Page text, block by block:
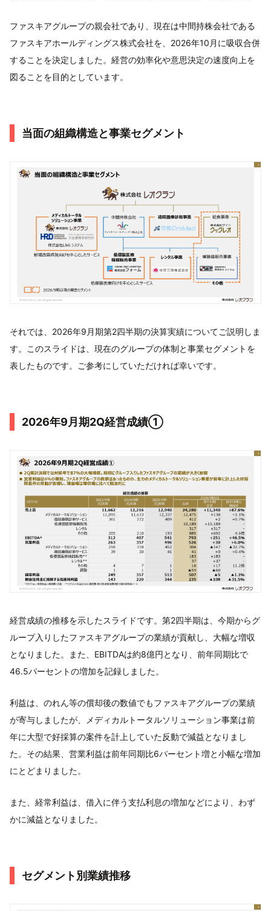
ファスキアグループの親会社であり、現在は中間持株会社である
ファスキアホールディングス株式会社を、2026年10月に吸収合併
することを決定しました。経営の効率化や意思決定の速度向上を
図ることを目的としています。
当面の組織構造と事業セグメント
それでは、2026年9月期第2四半期の決算実績についてご説明しま
す。このスライドは、現在のグループの体制と事業セグメントを
表したものです。ご参考にしていただければ幸いです。
2026年9月期2Q経営成績①
経営成績の推移を示したスライドです。第2四半期は、今期からグ
ループ入りしたファスキアグループの業績が貢献し、大幅な増収
となりました。また、EBITDAは約8億円となり、前年同期比で
46.5パーセントの増加を記録しました。
利益は、のれん等の償却後の数値でもファスキアグループの業績
が寄与しましたが、メディカルトータルソリューション事業は前
年に大型で好採算の案件を計上していた反動で減益となりまし
た。その結果、営業利益は前年同期比6パーセント増と小幅な増加
にとどまりました。
また、経常利益は、借入に伴う支払利息の増加などにより、わず
かに減益となりました。
セグメント別業績推移